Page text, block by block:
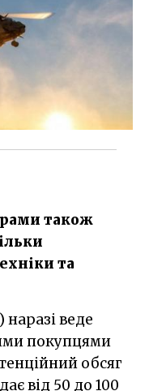
також
та
покупцями
обсяг
від 50 до 100